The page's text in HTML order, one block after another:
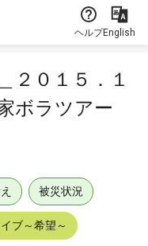
ヘルプEnglish
２０１５．１
ボラツアー
被災状況
ブ～希望～